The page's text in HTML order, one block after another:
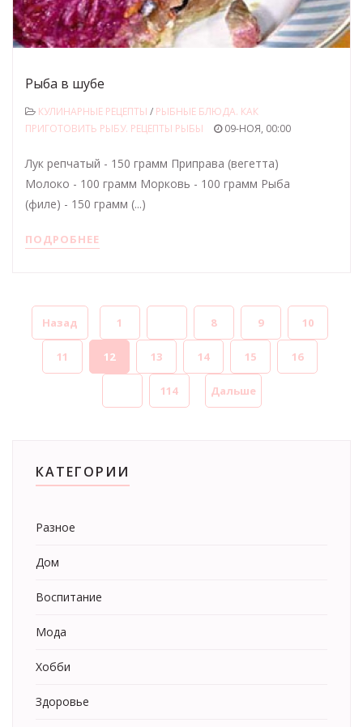
Рыба в шубе
КУЛИНАРНЫЕ РЕЦЕПТЫ / РЫБНЫЕ БЛЮДА. КАК
ПРИГОТОВИТЬ РЫБУ. РЕЦЕПТЫ РЫБЫ
09-НОЯ, 00:00
Лук репчатый - 150 грамм Приправа (вегетта)
Молоко - 100 грамм Морковь - 100 грамм Рыба
(филе) - 150 грамм (...)
ПОДРОБНЕЕ
Назад 1 8 9 10
11 12 13 14 15 16
114 Дальше
КАТЕГОРИИ
Разное
Дом
Воспитание
Мода
Хобби
Здоровье